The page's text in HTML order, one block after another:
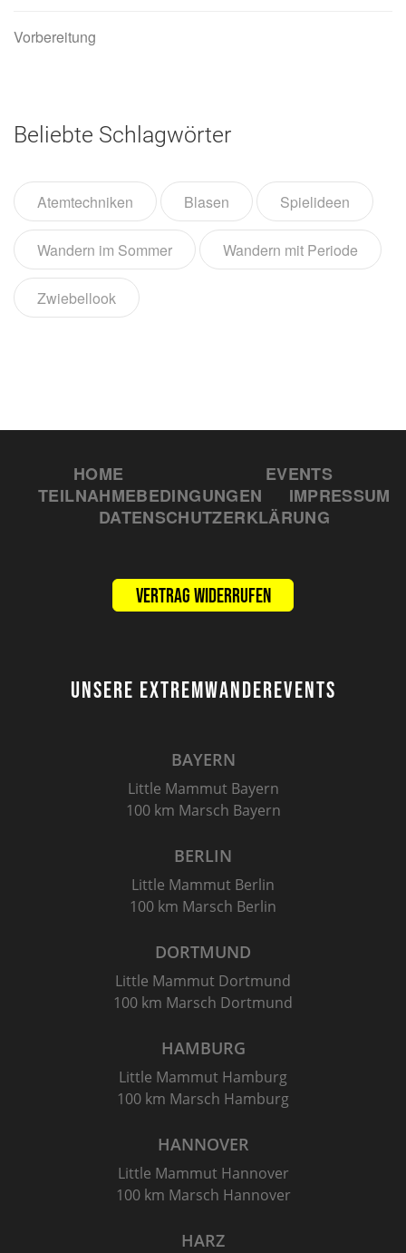
Vorbereitung
Beliebte Schlagwörter
Atemtechniken Blasen Spielideen
Wandern im Sommer Wandern mit Periode
Zwiebellook
HOME
EVENTS
TEILNAHMEBEDINGUNGEN
IMPRESSUM
DATENSCHUTZERKLÄRUNG
Vertrag widerrufen
UNSERE EXTREMWANDEREVENTS
BAYERN
Little Mammut Bayern
100 km Marsch Bayern
BERLIN
Little Mammut Berlin
100 km Marsch Berlin
DORTMUND
Little Mammut Dortmund
100 km Marsch Dortmund
HAMBURG
Little Mammut Hamburg
100 km Marsch Hamburg
HANNOVER
Little Mammut Hannover
100 km Marsch Hannover
HARZ